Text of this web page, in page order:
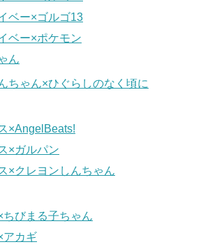
ベー×ゴルゴ13
ベー×ポケモン
ん
ちゃん×ひぐらしのなく頃に
×AngelBeats!
×ガルパン
×クレヨンしんちゃん
びまる子ちゃん
アカギ